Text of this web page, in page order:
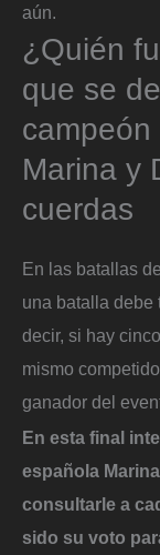
aún.
¿Quién
que se
Marina y
cuerdas
En las batallas
una batalla debe
decir, si hay
mismo
ganador del
En esta final
española
consultarle a
sido su voto